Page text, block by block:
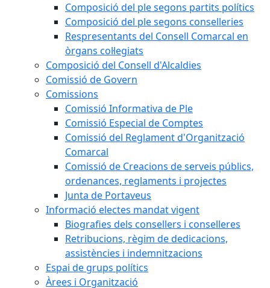
Composició del ple segons partits polítics
Composició del ple segons conselleries
Respresentants del Consell Comarcal en
òrgans col·legiats
Composició del Consell d'Alcaldies
Comissió de Govern
Comissions
Comissió Informativa de Ple
Comissió Especial de Comptes
Comissió del Reglament d'Organització
Comarcal
Comissió de Creacions de serveis públics,
ordenances, reglaments i projectes
Junta de Portaveus
Informació electes mandat vigent
Biografies dels consellers i conselleres
Retribucions, règim de dedicacions,
assistències i indemnitzacions
Espai de grups polítics
Àrees i Organització